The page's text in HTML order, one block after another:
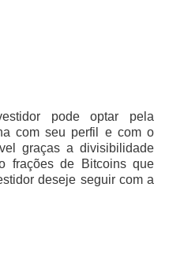
pode optar pela
com seu perfil e com o
graças a divisibilidade
frações de Bitcoins que
deseje seguir com a